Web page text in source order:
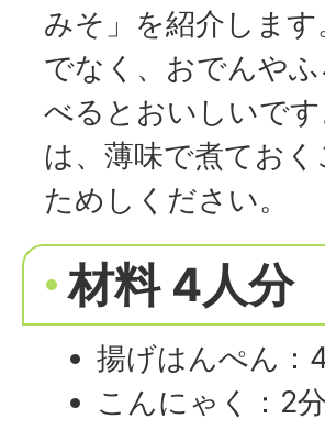
みそ」を紹介しま
でなく、おでんや
べるとおいしいで
は、薄味で煮てお
ためしください。
材料 4人分
揚げはんぺん：
こんにゃく：2